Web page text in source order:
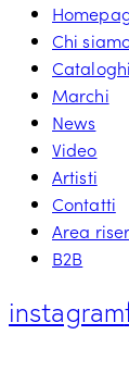
Chi
Cataloghi
Marchi
News
Video
Artisti
Contatti
Area
B2B
instagram